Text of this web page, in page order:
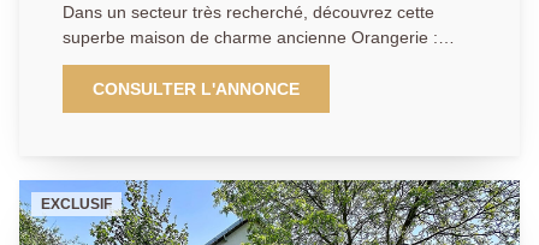
Dans un secteur très recherché, découvrez cette
superbe maison de charme ancienne Orangerie :
offrant 8 pièces spacieuses et lumineuses. Dès
l'entrée, vous serez séduit par un vaste hall
desservant un élégant salon avec cheminée, un
première chambre avec sa salle d'eau privative
complète le rez-de-chaussée, apportant confort et
praticité. À l'étage, le palier dessert plusieurs espaces
CONSULTER L'ANNONCE
EXCLUSIF